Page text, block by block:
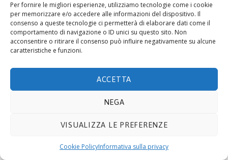
Per fornire le migliori esperienze, utilizziamo tecnologie come i cookie
per memorizzare e/o accedere alle informazioni del dispositivo. Il
consenso a queste tecnologie ci permetterà di elaborare dati come il
comportamento di navigazione o ID unici su questo sito. Non
acconsentire o ritirare il consenso può influire negativamente su alcune
caratteristiche e funzioni.
ACCETTA
NEGA
VISUALIZZA LE PREFERENZE
Cookie PolicyInformativa sulla privacy
No image description ...
10, 20021 BOLLATE (MI)- P.IVA 08441330159. E-mail
Policy.Cookie